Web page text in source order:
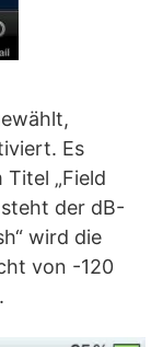
Es
„Field
steht der dB-
wird die
von -120